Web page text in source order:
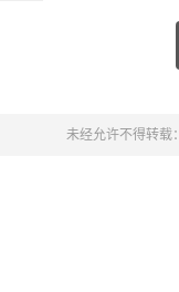
未经允许不得转载：